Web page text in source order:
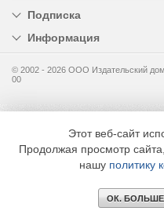
Подписка
Информация
© 2002 - 2026 OOO Издательский
00
Этот веб-сайт
Продолжая просмотр
нашу политику
ОК.